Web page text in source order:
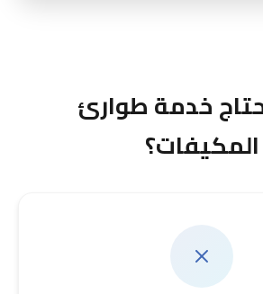
خدمة طوارئ
المكيفات؟